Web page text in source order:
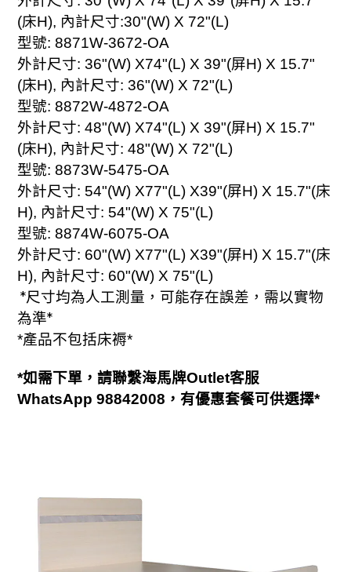
(床H), 內計尺寸:30"(W) X 72"(L)
型號: 8871W-3672-OA
外計尺寸: 36"(W) X74"(L) X 39"(屏H) X 15.7"
(床H), 內計尺寸: 36"(W) X 72"(L)
型號: 8872W-4872-OA
外計尺寸: 48"(W) X74"(L) X 39"(屏H) X 15.7"
(床H), 內計尺寸: 48"(W) X 72"(L)
型號: 8873W-5475-OA
外計尺寸: 54"(W) X77"(L) X39"(屏H) X 15.7"(床
H), 內計尺寸: 54"(W) X 75"(L)
型號: 8874W-6075-OA
外計尺寸: 60"(W) X77"(L) X39"(屏H) X 15.7"(床
H), 內計尺寸: 60"(W) X 75"(L)
*尺寸均為人工測量，可能存在誤差，需以實物
為準*
*產品不包括床褥*
*如需下單，請聯繫海馬牌Outlet客服
WhatsApp 98842008 ，有優惠套餐可供選擇*